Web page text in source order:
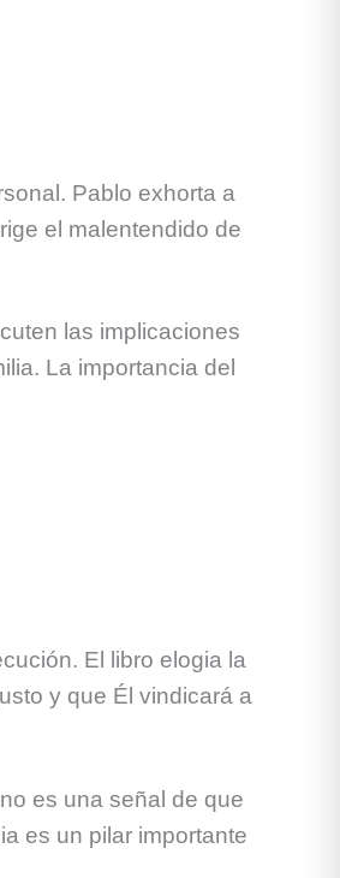
Pablo exhorta a
el malentendido de
las implicaciones
La importancia del
El libro elogia la
y que Él vindicará a
es una señal de que
es un pilar importante